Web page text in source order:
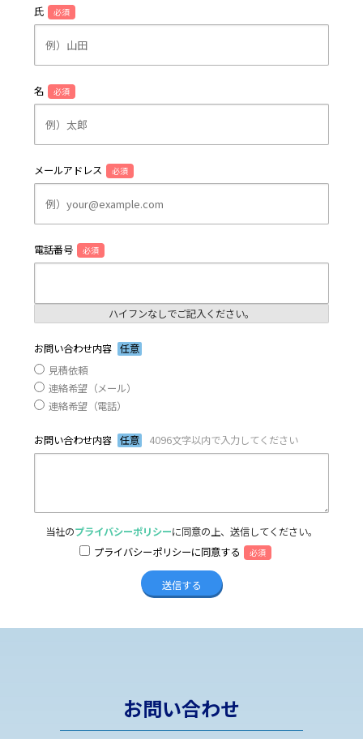
氏 必須
名 必須
メールアドレス 必須
電話番号 必須
ハイフンなしでご記入ください。
お問い合わせ内容 任意
見積依頼
連絡希望（メール）
連絡希望（電話）
お問い合わせ内容 任意 4096文字以内で入力してください
当社のプライバシーポリシーに同意の上、送信してください。
プライバシーポリシーに同意する
必須
お問い合わせ